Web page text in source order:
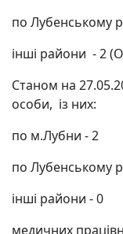
по Лубенському
інші райони - 2
Станом на
особи, із них:
по м.Лубни - 2
по Лубенському
інші райони - 0
медичних